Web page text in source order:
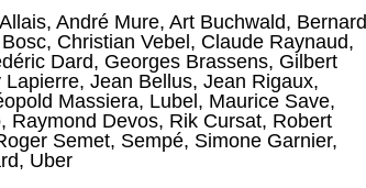
, André Mure, Art Buchwald, Bernard
Bosc, Christian Vebel , Claude Raynaud,
Dard, Georges Brassens, Gilbert
Lapierre, Jean Bellus, Jean Rigaux,
Massiera, Lubel , Maurice Save,
, Raymond Devos, Rik Cursat, Robert
Semet, Sempé, Simone Garnier,
, Uber